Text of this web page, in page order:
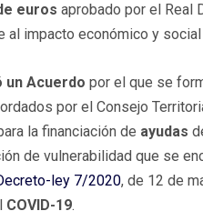
euros aprobado por el Real
al impacto económico y
un Acuerdo por el que se
por el Consejo
la financiación de ayudas
de vulnerabilidad que se
ley 7/2020, de 12 de
COVID-19.